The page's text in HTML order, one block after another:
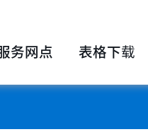
务网点 表格下载